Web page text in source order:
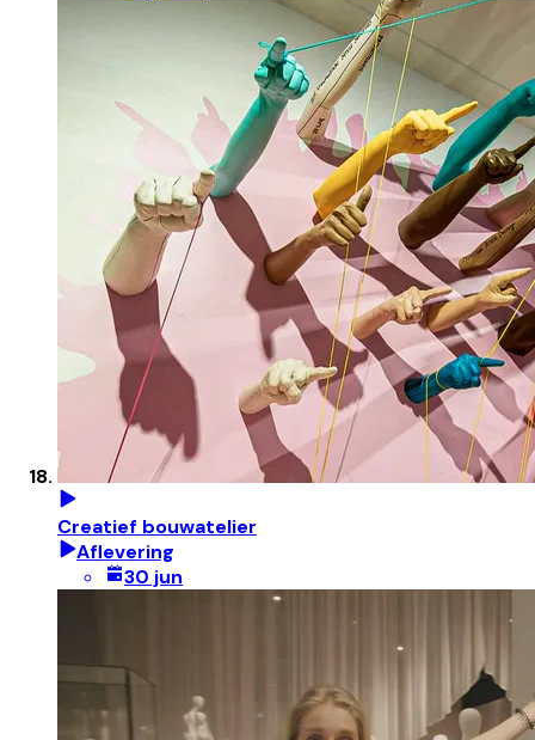
Creatief bouwatelier
Aflevering
30 jun